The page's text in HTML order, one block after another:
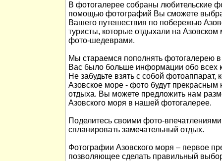
В фотогалерее собраны любительские
помощью фотографий Вы сможете
Вашего путешествия по побережью
туристы, которые отдыхали на
фото-шедеврами.
Мы стараемся пополнять фотогалерею
Вас было больше информации обо всех
Не забудьте взять с собой фотоаппарат,
Азовское море - фото будут
отдыха. Вы можете предложить нам
Азовского моря в нашей фотогалерее.
Поделитесь своими фото-
спланировать замечательный отдых.
Фотографии Азовского моря – первое
позволяющее сделать правильный